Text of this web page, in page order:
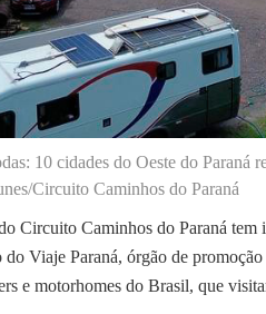
10 cidades do Oeste do Paraná
Circuito Caminhos do Paraná
Circuito Caminhos do Paraná
do Viaje Paraná, órgão de
e motorhomes do Brasil, que